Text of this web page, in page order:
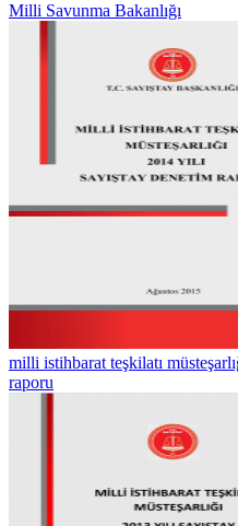
Milli Savunma Bakanlığı
milli istihbarat teşkilatı
raporu